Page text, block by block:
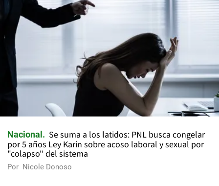
Nacional
Se suma a los latidos: PNL busca congelar
por 5 años Ley Karin sobre acoso laboral y sexual por
"colapso" del sistema
Por Nicole Donoso